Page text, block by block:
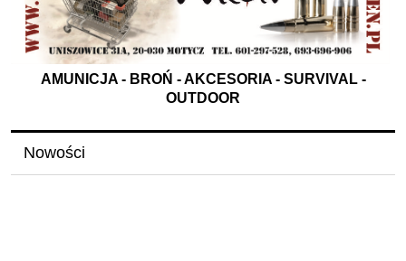
AMUNICJA - BROŃ - AKCESORIA - SURVIVAL -
OUTDOOR
Nowości